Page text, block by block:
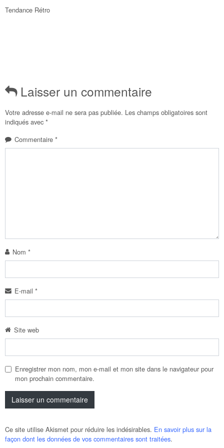
Tendance Rétro
Laisser un commentaire
Votre adresse e-mail ne sera pas publiée. Les champs obligatoires sont
indiqués avec *
Commentaire *
Nom *
E-mail *
Site web
Enregistrer mon nom, mon e-mail et mon site dans le navigateur pour
mon prochain commentaire.
Ce site utilise Akismet pour réduire les indésirables. En savoir plus sur la
façon dont les données de vos commentaires sont traitées.